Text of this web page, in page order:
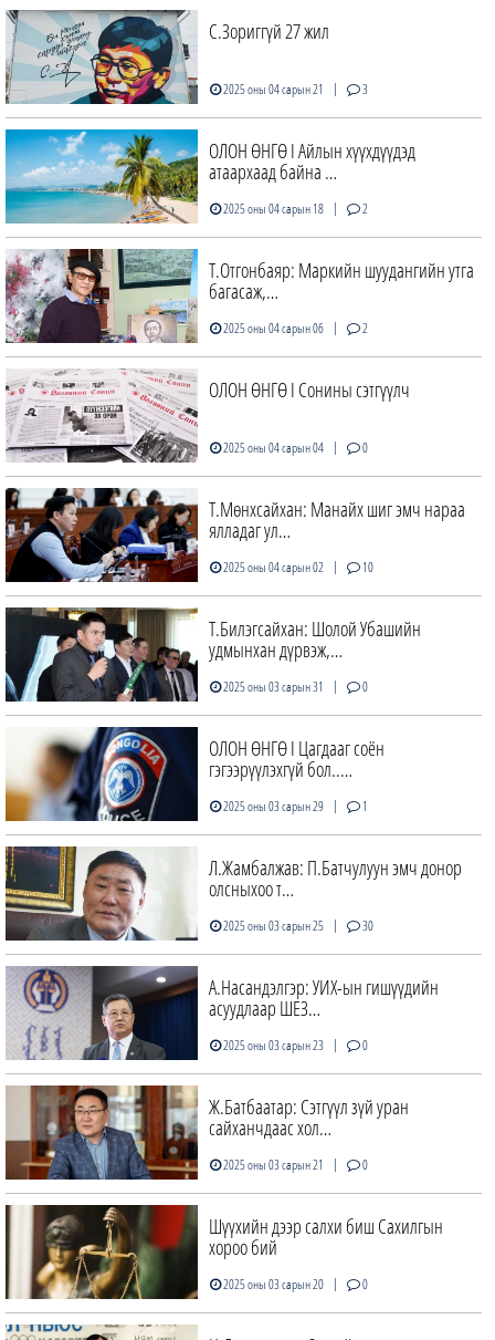
С.Зориггүй 27 жил
2025 оны 04 сарын 21 | 3
ОЛОН ӨНГӨ I Айлын хүүхдүүдэд
атаархаад байна …
2025 оны 04 сарын 18 | 2
Т.Отгонбаяр: Маркийн шуудангийн утга
багасаж,…
2025 оны 04 сарын 06 | 2
ОЛОН ӨНГӨ I Сонины сэтгүүлч
2025 оны 04 сарын 04 | 0
Т.Мөнхсайхан: Манайх шиг эмч нараа
ялладаг ул…
2025 оны 04 сарын 02 | 10
Т.Билэгсайхан: Шолой Убашийн
удмынхан дүрвэж,…
2025 оны 03 сарын 31 | 0
ОЛОН ӨНГӨ I Цагдааг соён
гэгээрүүлэхгүй бол..…
2025 оны 03 сарын 29 | 1
Л.Жамбалжав: П.Батчулуун эмч донор
олсныхоо т…
2025 оны 03 сарын 25 | 30
А.Насандэлгэр: УИХ-ын гишүүдийн
асуудлаар ШЕЗ…
2025 оны 03 сарын 23 | 0
Ж.Батбаатар: Cэтгүүл зүй уран
сайханчдаас хол…
2025 оны 03 сарын 21 | 0
Шүүхийн дээр салхи биш Сахилгын
хороо бий
2025 оны 03 сарын 20 | 0